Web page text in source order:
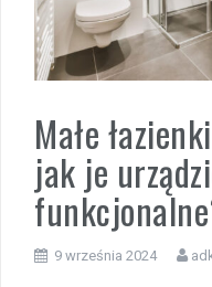
Małe
jak je
9 września 2024